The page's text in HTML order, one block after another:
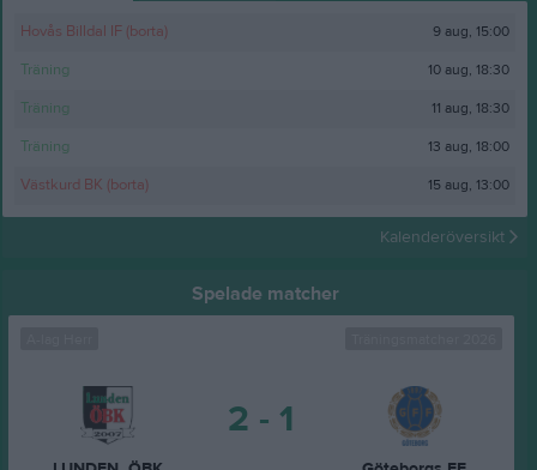
Hovås Billdal IF (borta) 9 aug, 15:00
Träning 10 aug, 18:30
Träning 11 aug, 18:30
Träning 13 aug, 18:00
Västkurd BK (borta) 15 aug, 13:00
Kalenderöversikt
Spelade matcher
2 - 1